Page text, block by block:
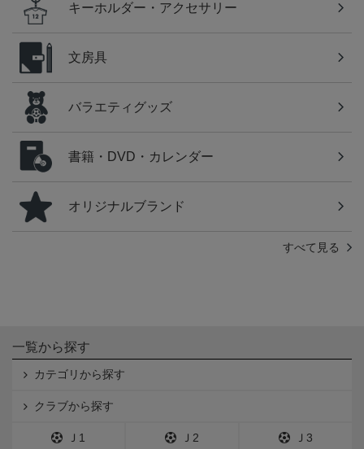
キーホルダー・アクセサリー
文房具
バラエティグッズ
書籍・DVD・カレンダー
オリジナルブランド
すべて見る
一覧から探す
カテゴリから探す
クラブから探す
Ｊ1 Ｊ2 Ｊ3